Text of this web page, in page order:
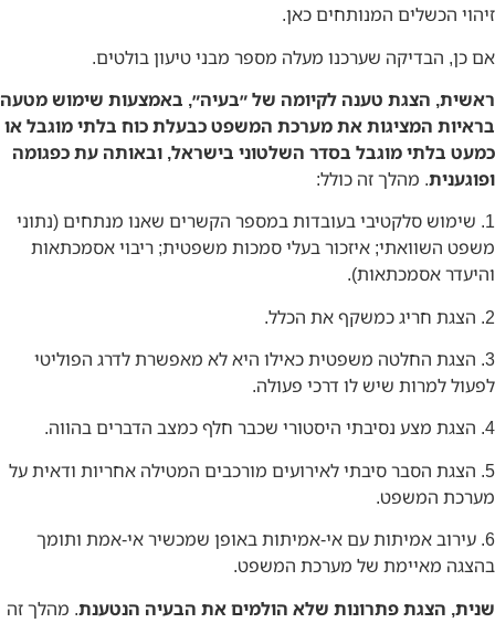
זיהוי הכשלים המנותחים כאן.
אם כן, הבדיקה שערכנו מעלה מספר מבני טיעון בולטים.
ראשית, הצגת טענה לקיומה של ״בעיה״, באמצעות שימוש מטעה
בראיות המציגות את מערכת המשפט כבעלת כוח בלתי מוגבל או
כמעט בלתי מוגבל בסדר השלטוני בישראל, ובאותה עת כפגומה
ופוגענית. מהלך זה כולל:
1. שימוש סלקטיבי בעובדות במספר הקשרים שאנו מנתחים (נתוני
משפט השוואתי; איזכור בעלי סמכות משפטית; ריבוי אסמכתאות
והיעדר אסמכתאות).
2. הצגת חריג כמשקף את הכלל.
3. הצגת החלטה משפטית כאילו היא לא מאפשרת לדרג הפוליטי
לפעול למרות שיש לו דרכי פעולה.
4. הצגת מצע נסיבתי היסטורי שכבר חלף כמצב הדברים בהווה.
5. הצגת הסבר סיבתי לאירועים מורכבים המטילה אחריות ודאית על
מערכת המשפט.
6. עירוב אמיתות עם אי-אמיתות באופן שמכשיר אי-אמת ותומך
בהצגה מאיימת של מערכת המשפט.
שנית, הצגת פתרונות שלא הולמים את הבעיה הנטענת. מהלך זה